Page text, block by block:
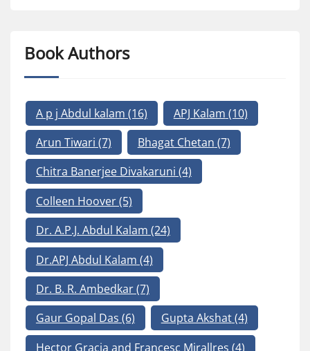
Book Authors
A p j Abdul kalam (16) APJ Kalam (10)
Arun Tiwari (7) Bhagat Chetan (7)
Chitra Banerjee Divakaruni (4)
Colleen Hoover(5)
Dr. A.P.J. Abdul Kalam (24)
Dr.APJ Abdul Kalam (4)
Dr. B. R. Ambedkar(7)
Gaur Gopal Das (6) Gupta Akshat(4)
Hector Gracia and Francesc Mirallres (4)